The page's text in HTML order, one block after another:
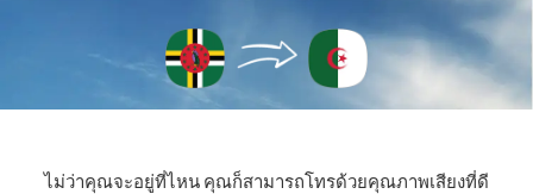
ไม่ว่าคุณจะอยู่ที่ไหน คุณก็สามารถโทรด้วยคุณภาพเสียงที่ดี